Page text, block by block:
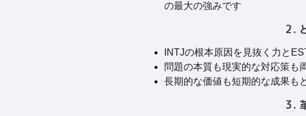
の最大の強みです
2.
INTJの根本原因を見抜く力と
問題の本質も現実的な対応策も
長期的な価値も短期的な成果も
3.